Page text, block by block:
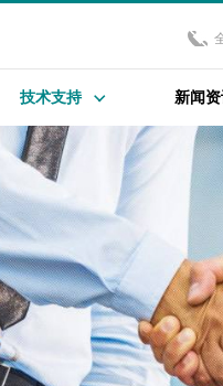
技术支持 新闻